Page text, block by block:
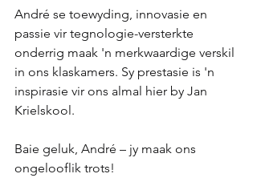
André se toewyding, innovasie en
passie vir tegnologie-versterkte
onderrig maak 'n merkwaardige verskil
in ons klaskamers. Sy prestasie is 'n
inspirasie vir ons almal hier by Jan
Krielskool.
Baie geluk, André – jy maak ons
ongelooflik trots!